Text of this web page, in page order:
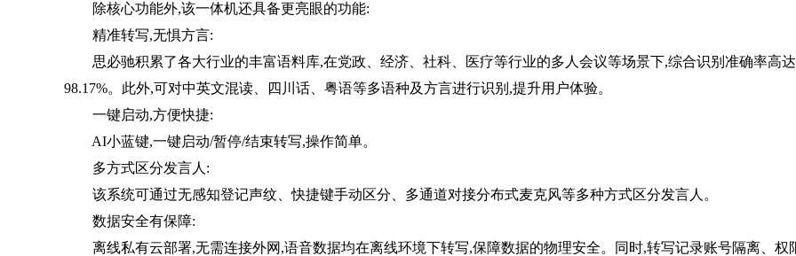
除核心功能外,该一体机还具备更亮眼的功能:
精准转写,无惧方言:
思必驰积累了各大行业的丰富语料库,在党政、经济、社科、医疗等行业的多人会议等场景下,综合识别准确率高达
98.17%。此外,可对中英文混读、四川话、粤语等多语种及方言进行识别,提升用户体验。
一键启动,方便快捷:
AI小蓝键,一键启动/暂停/结束转写,操作简单。
多方式区分发言人:
该系统可通过无感知登记声纹、快捷键手动区分、多通道对接分布式麦克风等多种方式区分发言人。
数据安全有保障:
离线私有云部署,无需连接外网,语音数据均在离线环境下转写,保障数据的物理安全。同时,转写记录账号隔离、权